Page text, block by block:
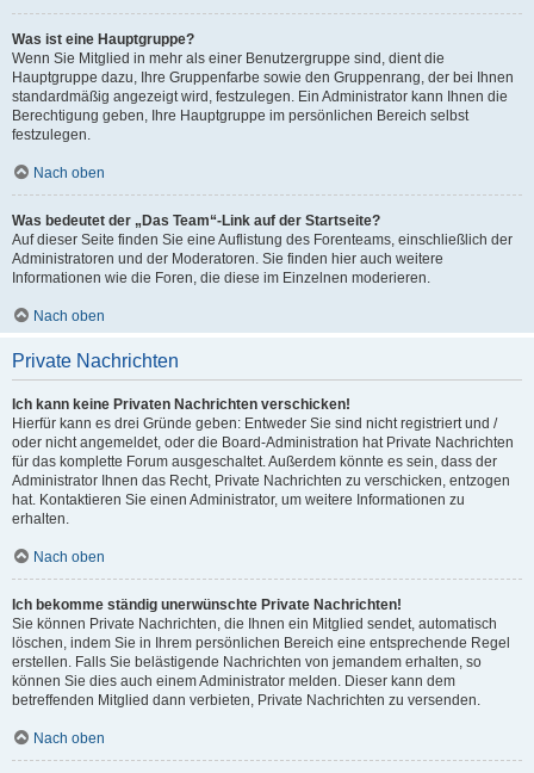
Was ist eine Hauptgruppe?
Wenn Sie Mitglied in mehr als einer Benutzergruppe sind, dient die
Hauptgruppe dazu, Ihre Gruppenfarbe sowie den Gruppenrang, der bei Ihnen
standardmäßig angezeigt wird, festzulegen. Ein Administrator kann Ihnen die
Berechtigung geben, Ihre Hauptgruppe im persönlichen Bereich selbst
festzulegen.
Nach oben
Was bedeutet der „Das Team“-Link auf der Startseite?
Auf dieser Seite finden Sie eine Auflistung des Forenteams, einschließlich der
Administratoren und der Moderatoren. Sie finden hier auch weitere
Informationen wie die Foren, die diese im Einzelnen moderieren.
Nach oben
Private Nachrichten
Ich kann keine Privaten Nachrichten verschicken!
Hierfür kann es drei Gründe geben: Entweder Sie sind nicht registriert und /
oder nicht angemeldet, oder die Board-Administration hat Private Nachrichten
für das komplette Forum ausgeschaltet. Außerdem könnte es sein, dass der
Administrator Ihnen das Recht, Private Nachrichten zu verschicken, entzogen
hat. Kontaktieren Sie einen Administrator, um weitere Informationen zu
erhalten.
Nach oben
Ich bekomme ständig unerwünschte Private Nachrichten!
Sie können Private Nachrichten, die Ihnen ein Mitglied sendet, automatisch
löschen, indem Sie in Ihrem persönlichen Bereich eine entsprechende Regel
erstellen. Falls Sie belästigende Nachrichten von jemandem erhalten, so
können Sie dies auch einem Administrator melden. Dieser kann dem
betreffenden Mitglied dann verbieten, Private Nachrichten zu versenden.
Nach oben